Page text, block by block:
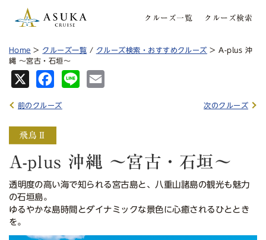
クルーズ一覧 クルーズ検索
Home > クルーズ一覧 / クルーズ検索・おすすめクルーズ > A-plus 沖
縄 〜宮古・石垣〜
Fa
Lin
前のクルーズ 次のクルーズ
A-plus 沖縄 〜宮古・石垣〜
透明度の高い海で知られる宮古島と、八重山諸島の観光も魅力
の石垣島。
ゆるやかな島時間とダイナミックな景色に心癒されるひととき
を。